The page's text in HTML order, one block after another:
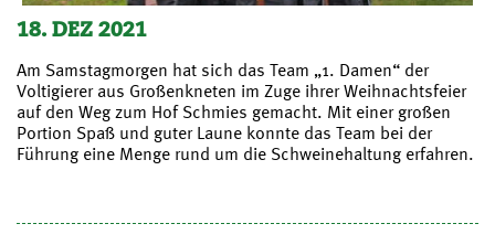
18. DEZ 2021
Am Samstagmorgen hat sich das Team „1. Damen“ der
Voltigierer aus Großenkneten im Zuge ihrer Weihnachtsfeier
auf den Weg zum Hof Schmies gemacht. Mit einer großen
Portion Spaß und guter Laune konnte das Team bei der
Führung eine Menge rund um die Schweinehaltung erfahren.